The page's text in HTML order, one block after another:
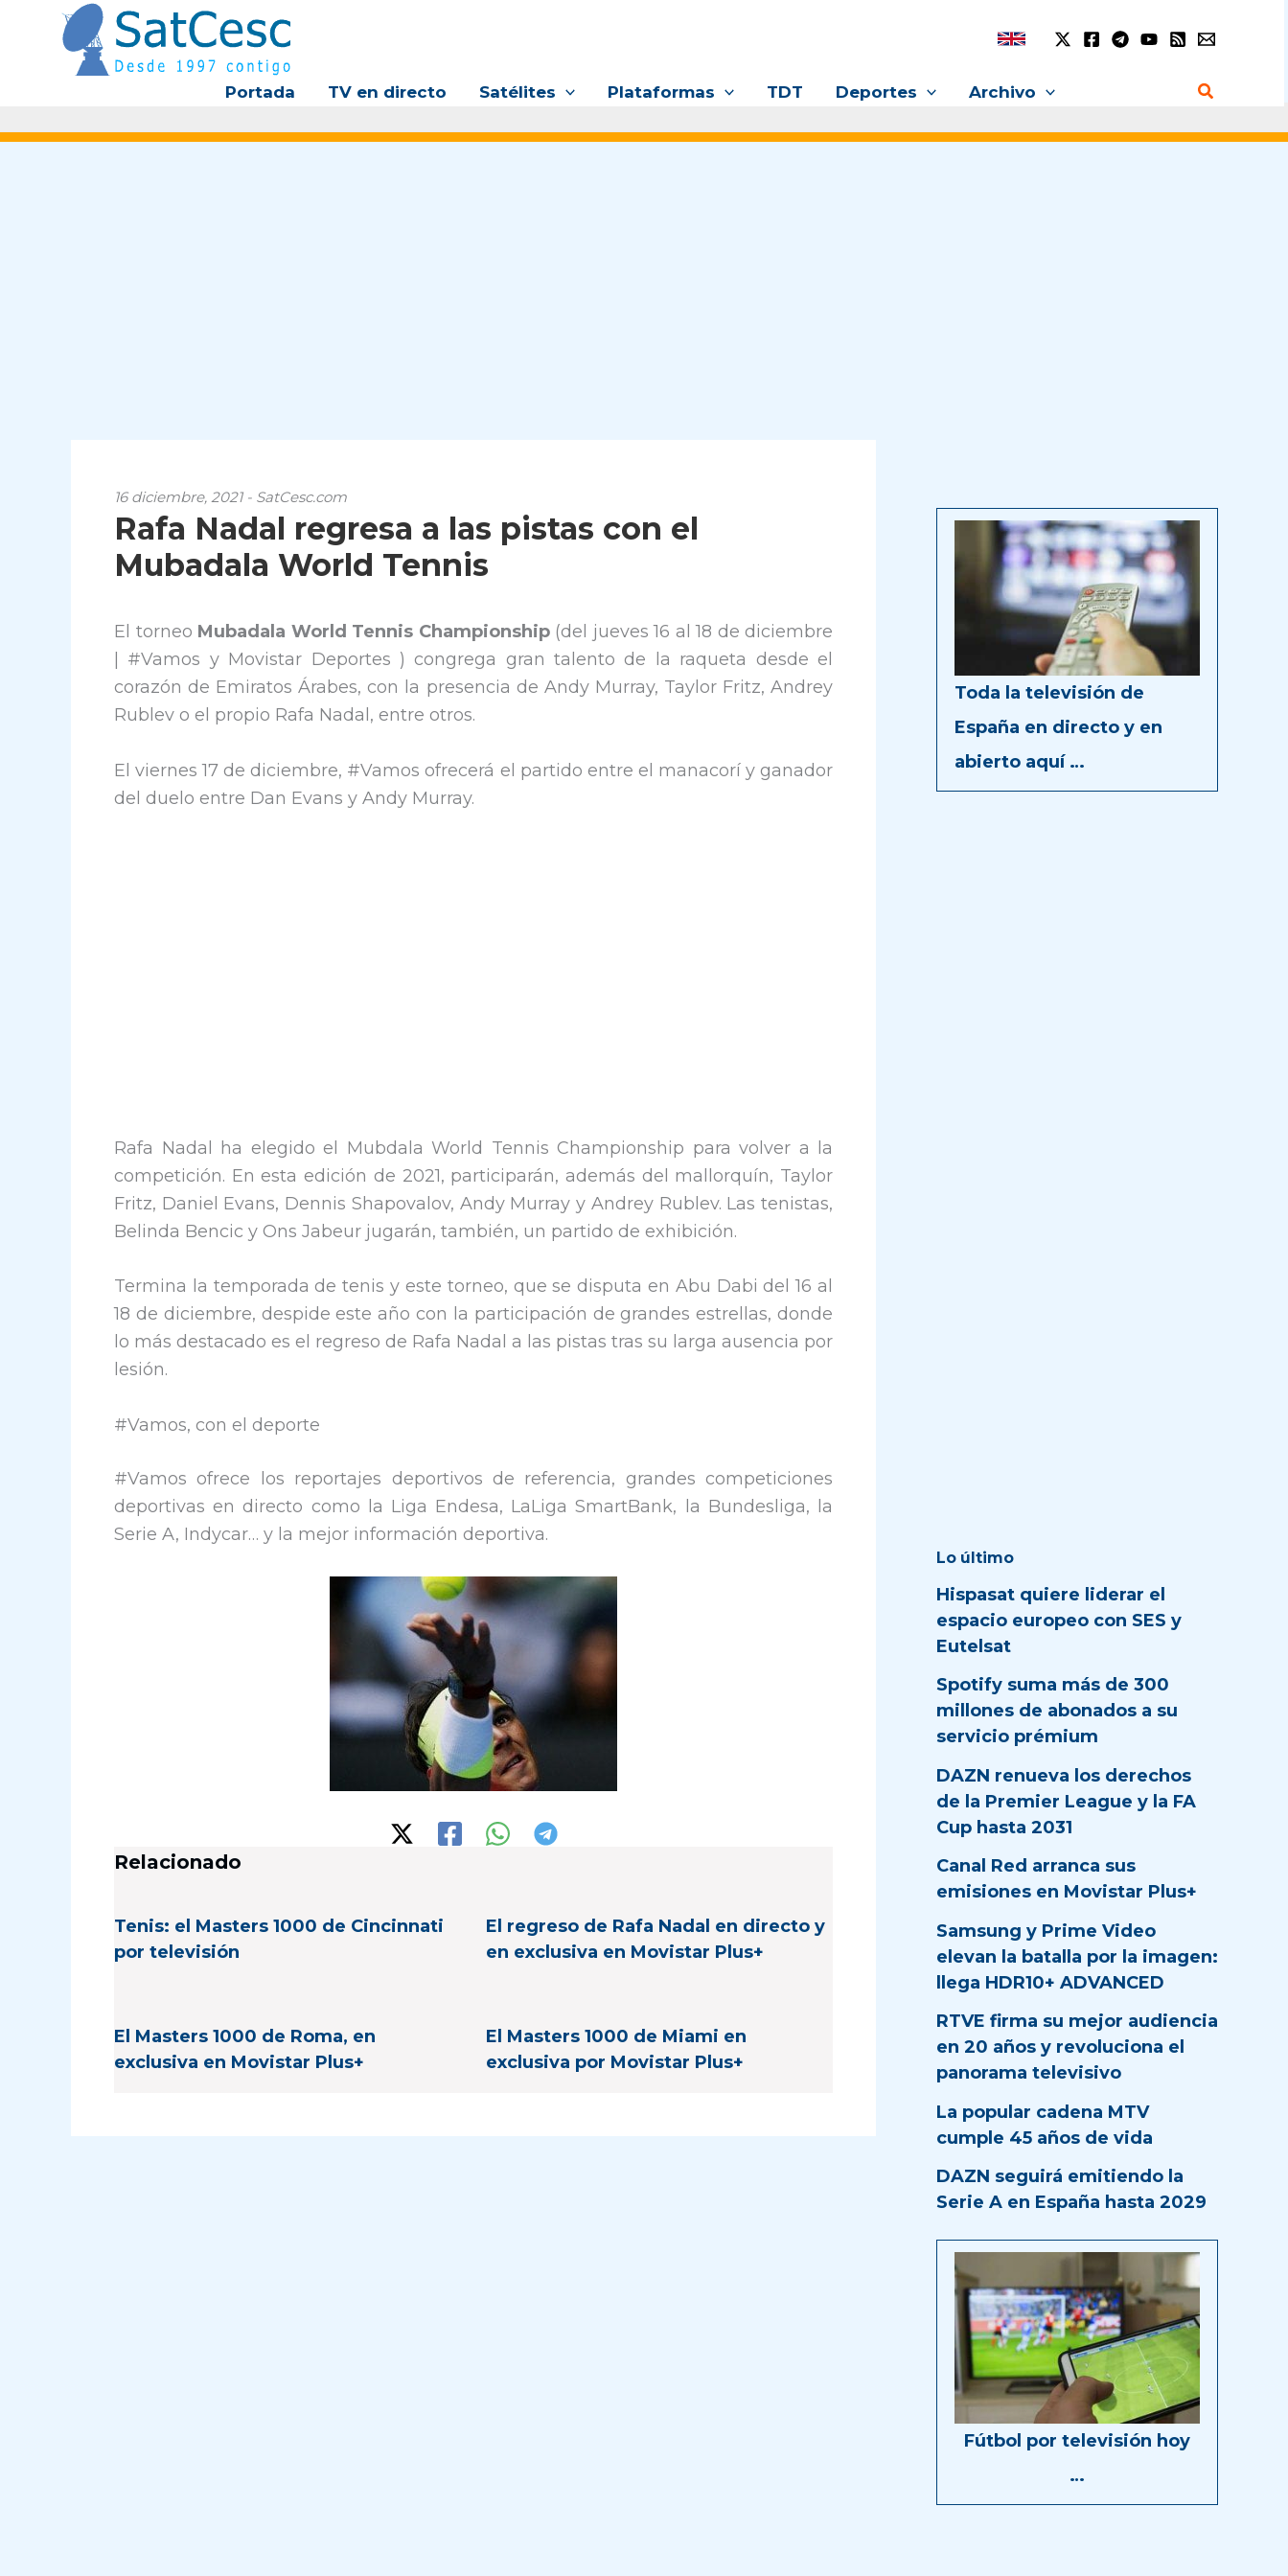
contenido
Portada TV en directo Satélites Plataformas TDT Deportes Archivo Buscar
16 diciembre, 2021 - SatCesc.com
Rafa Nadal regresa a las pistas con el
Mubadala World Tennis
El torneo Mubadala World Tennis Championship(del jueves 16 al 18 de diciembre
| #Vamos y Movistar Deportes ) congrega gran talento de la raqueta desde el
corazón de Emiratos Árabes, con la presencia de Andy Murray, Taylor Fritz, Andrey
Rublev o el propio Rafa Nadal, entre otros.
El viernes 17 de diciembre, #Vamos ofrecerá el partido entre el manacorí y ganador
del duelo entre Dan Evans y Andy Murray.
Rafa Nadal ha elegido el Mubdala World Tennis Championship para volver a la
competición. En esta edición de 2021, participarán, además del mallorquín, Taylor
Fritz, Daniel Evans, Dennis Shapovalov, Andy Murray y Andrey Rublev. Las tenistas,
Belinda Bencic y Ons Jabeur jugarán, también, un partido de exhibición.
Termina la temporada de tenis y este torneo, que se disputa en Abu Dabi del 16 al
18 de diciembre, despide este año con la participación de grandes estrellas, donde
lo más destacado es el regreso de Rafa Nadal a las pistas tras su larga ausencia por
lesión.
#Vamos, con el deporte
#Vamos ofrece los reportajes deportivos de referencia, grandes competiciones
deportivas en directo como la Liga Endesa, LaLiga SmartBank, la Bundesliga, la
Serie A, Indycar… y la mejor información deportiva.
Relacionado
Tenis: el Masters 1000 de Cincinnati
por televisión
El regreso de Rafa Nadal en directo y
en exclusiva en Movistar Plus+
El Masters 1000 de Roma, en
exclusiva en Movistar Plus+
El Masters 1000 de Miami en
exclusiva por Movistar Plus+
Toda la televisión de
España en directo y en
abierto aquí …
Lo último
Hispasat quiere liderar el
espacio europeo con SES y
Eutelsat
Spotify suma más de 300
millones de abonados a su
servicio prémium
DAZN renueva los derechos
de la Premier League y la FA
Cup hasta 2031
Canal Red arranca sus
emisiones en Movistar Plus+
Samsung y Prime Video
elevan la batalla por la imagen:
llega HDR10+ ADVANCED
RTVE firma su mejor audiencia
en 20 años y revoluciona el
panorama televisivo
La popular cadena MTV
cumple 45 años de vida
DAZN seguirá emitiendo la
Serie A en España hasta 2029
Fútbol por televisión hoy
…